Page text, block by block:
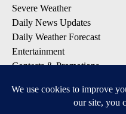
Severe Weather
Daily News Updates
Daily Weather Forecast
Entertainment
Contests & Promotions
DOWNLOAD OUR APPS